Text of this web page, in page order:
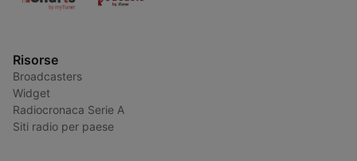
Risorse
Broadcasters
Widget
Radiocronaca Serie A
Siti radio per paese